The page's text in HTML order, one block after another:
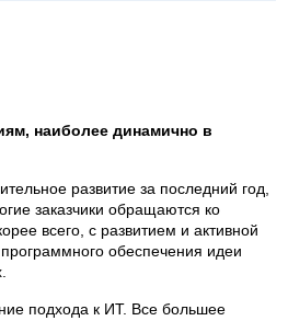
наиболее динамично в
развитие за последний год,
заказчики обращаются ко
всего, с развитием и активной
обеспечения идеи
подхода к ИТ. Все большее